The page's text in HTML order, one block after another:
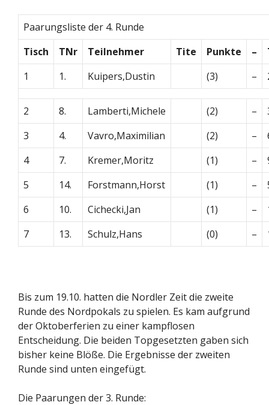
Paarungsliste der 4. Runde
Tisch
TNr Teilnehmer Tite Punkte –
1
1. Kuipers,Dustin (3) –
2 8. Lamberti,Michele (2) –
3
4. Vavro,Maximilian (2) –
4
7. Kremer,Moritz (1) –
5
14. Forstmann,Horst (1) –
6
10. Cichecki,Jan (1) –
7
13. Schulz,Hans (0) –
Bis zum 19.10. hatten die Nordler Zeit die zweite
Runde des Nordpokals zu spielen. Es kam aufgrund
der Oktoberferien zu einer kampflosen
Entscheidung. Die beiden Topgesetzten gaben sich
bisher keine Blöße. Die Ergebnisse der zweiten
Runde sind unten eingefügt.
Die Paarungen der 3. Runde: